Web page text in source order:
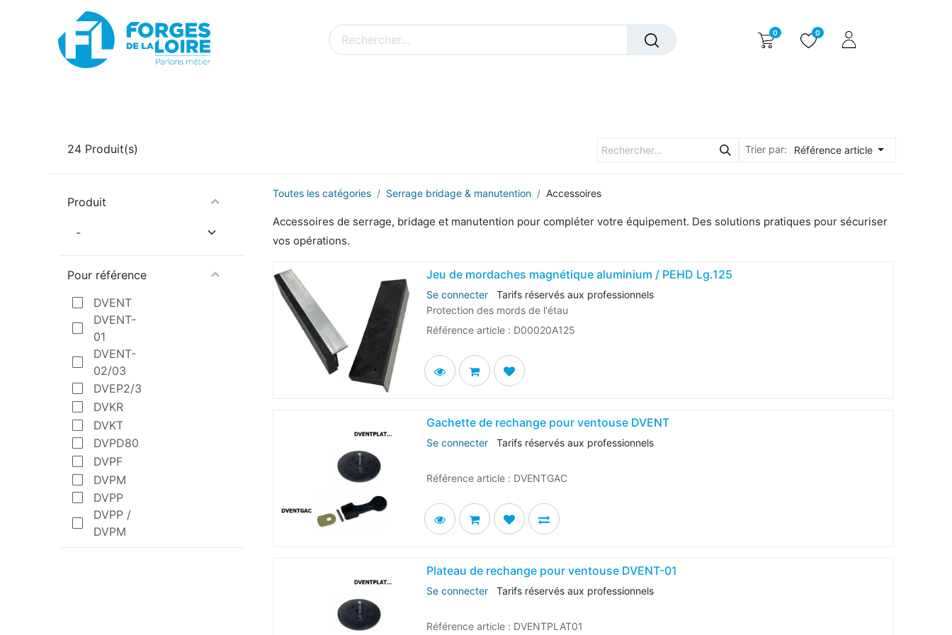
0 0
24 Produit(s) Trier par: Référence article
Produit
Pour référence
DVENT
DVENT-
01
DVENT-
02/03
DVEP2/3
DVKR
DVKT
DVPD80
DVPF
DVPM
DVPP
DVPP /
DVPM
Toutes les catégories Serrage bridage & manutention Accessoires
Accessoires de serrage, bridage et manutention pour compléter votre équipement. Des solutions pratiques pour sécuriser
vos opérations.
Jeu de mordaches magnétique aluminium / PEHD Lg.125
Se connecter
Tarifs réservés aux professionnels
Protection des mords de l'étau
Référence article : D00020A125
Gachette de rechange pour ventouse DVENT
Se connecter Tarifs réservés aux professionnels
Référence article : DVENTGAC
Plateau de rechange pour ventouse DVENT-01
Se connecter Tarifs réservés aux professionnels
Référence article : DVENTPLAT01